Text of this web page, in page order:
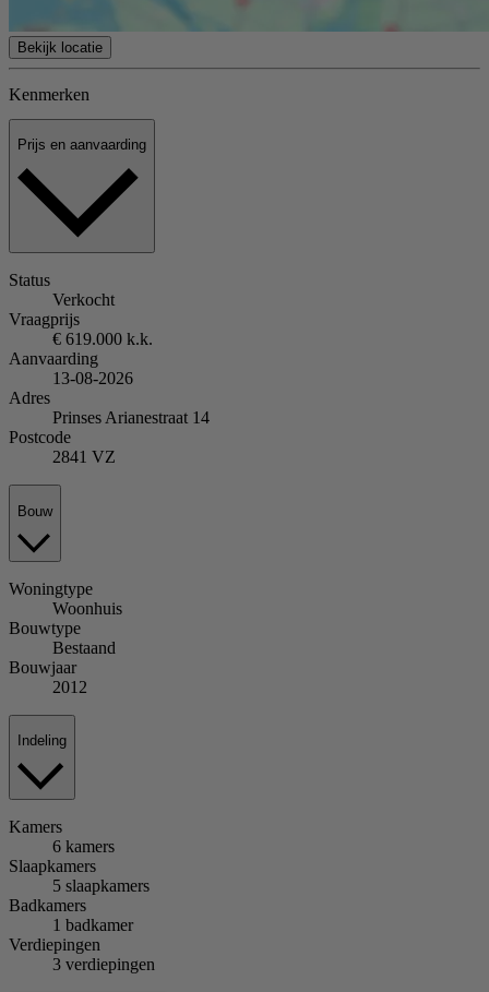
Bekijk locatie
Kenmerken
Prijs en aanvaarding
Status
Verkocht
Vraagprijs
€ 619.000 k.k.
Aanvaarding
13-08-2026
Adres
Prinses Arianestraat 14
Postcode
2841 VZ
Bouw
Woningtype
Woonhuis
Bouwtype
Bestaand
Bouwjaar
2012
Indeling
Kamers
6 kamers
Slaapkamers
5 slaapkamers
Badkamers
1 badkamer
Verdiepingen
3 verdiepingen